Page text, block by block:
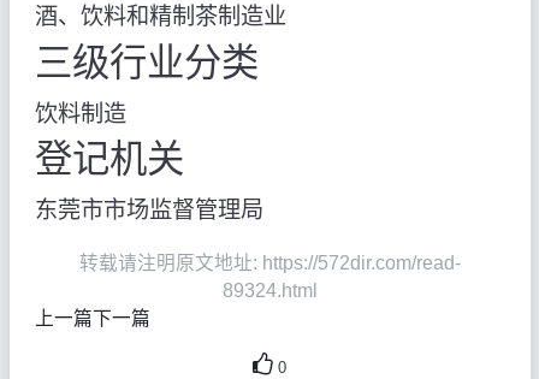
酒、饮料和精制茶制造业
三级行业分类
饮料制造
登记机关
东莞市市场监督管理局
转载请注明原文地址: https://572dir.com/read-
89324.html
上一篇下一篇
0